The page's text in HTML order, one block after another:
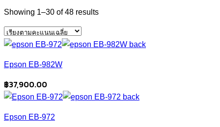
Showing 1–30 of 48 resultsSorted
rating
Epson EB-982W
฿37,900.00
Epson EB-972